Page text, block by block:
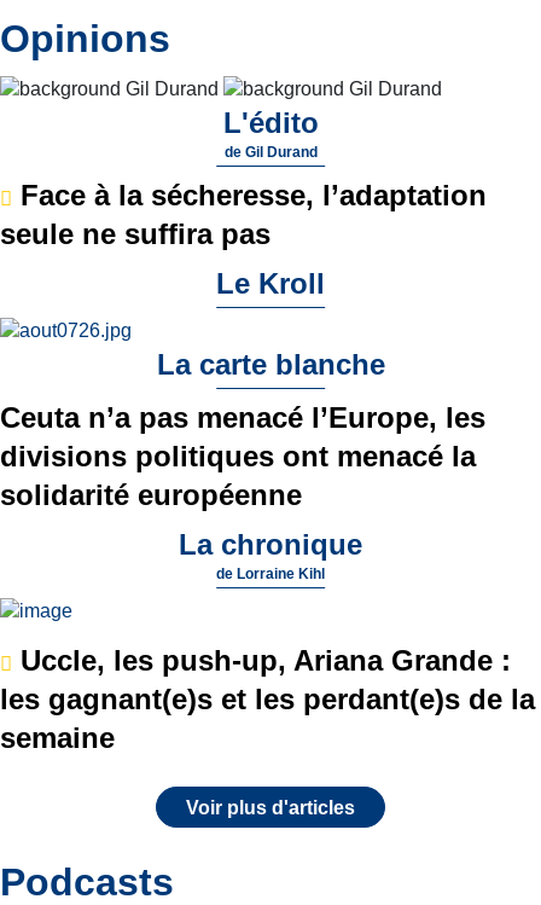
Opinions
L'édito
de Gil Durand
Face à la sécheresse, l’adaptation
seule ne suffira pas
Le Kroll
La carte blanche
Ceuta n’a pas menacé l’Europe, les
divisions politiques ont menacé la
solidarité européenne
La chronique
de Lorraine Kihl
Uccle, les push-up, Ariana Grande :
les gagnant(e)s et les perdant(e)s de la
semaine
Voir plus d'articles
Podcasts